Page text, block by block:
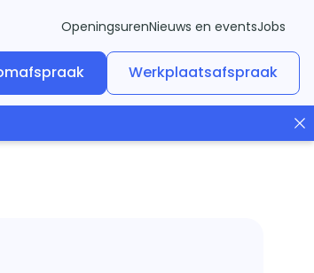
OpeningsurenNieuws en eventsJobs
Werkplaatsafspraak